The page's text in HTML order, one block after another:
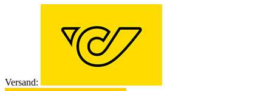
Versand: